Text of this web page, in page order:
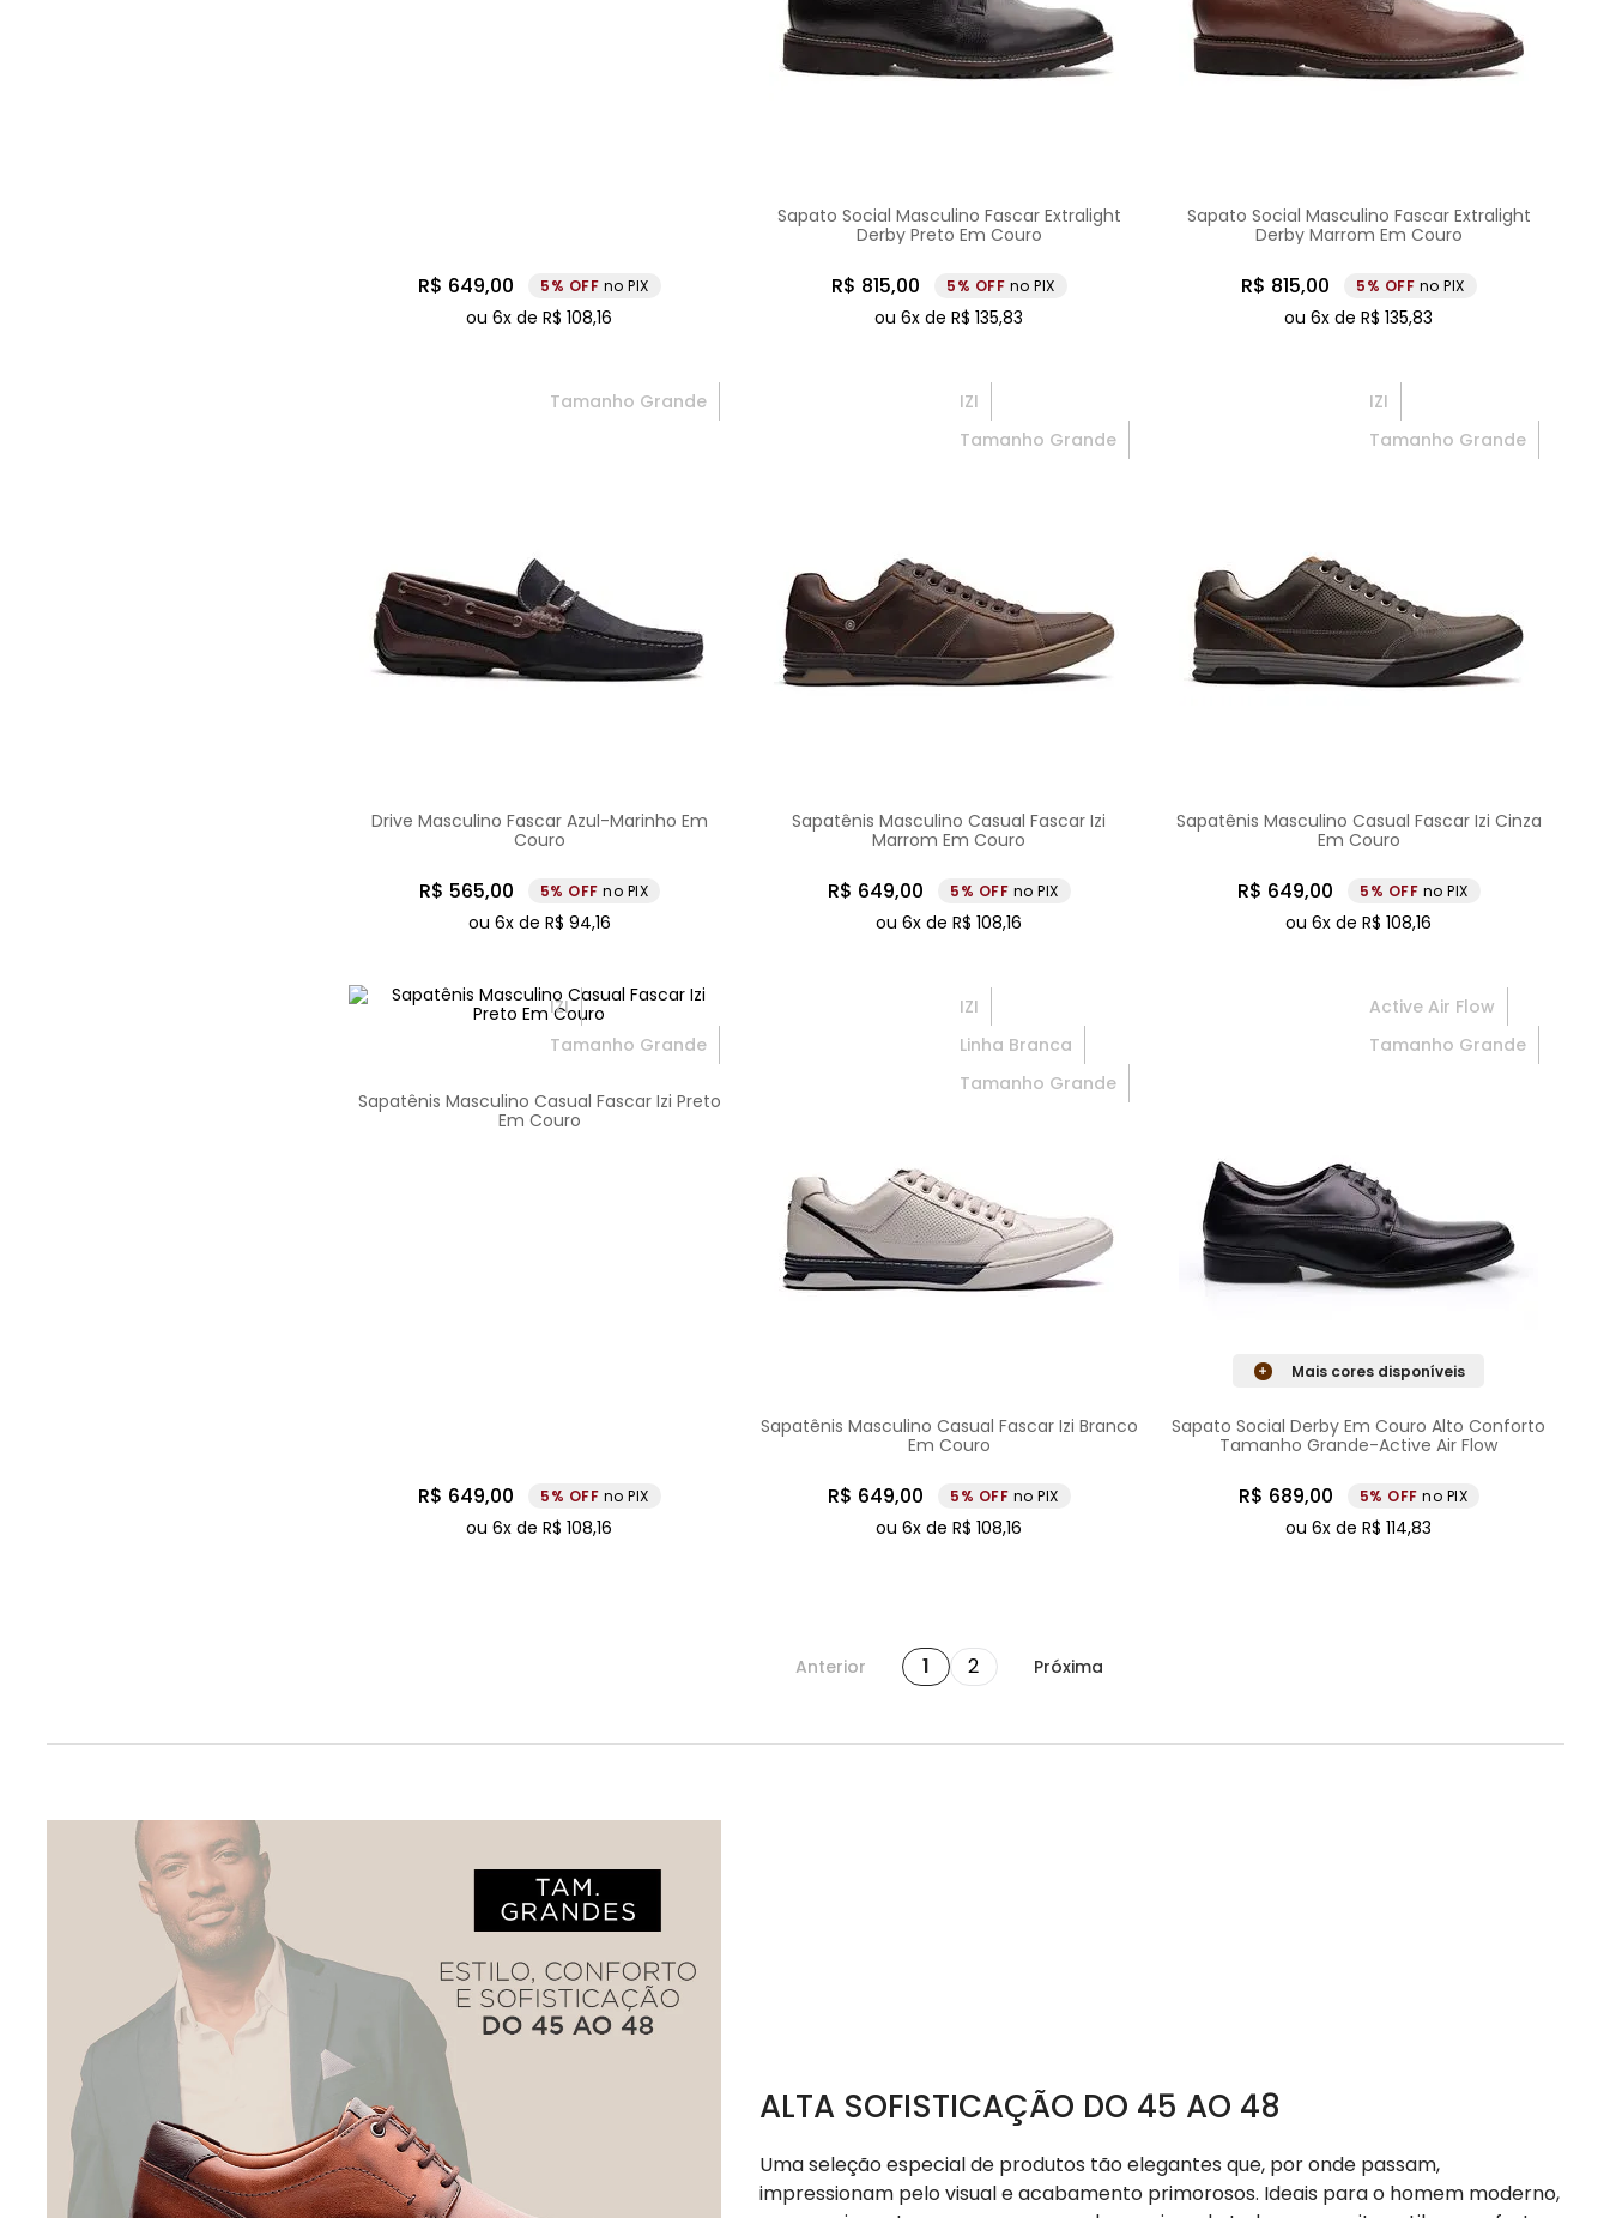
R$ 649,00 5% no PIX
ou6x deR$ 108,16
Sapato Social Masculino Fascar Extralight
Derby Preto Em Couro
R$ 815,00 5% no PIX
ou6x deR$ 135,83
Sapato Social Masculino Fascar Extralight
Derby Marrom Em Couro
R$ 815,00 5% no PIX
ou6x deR$ 135,83
Tamanho Grande
Drive Masculino Fascar Azul-Marinho Em
Couro
R$ 565,00 5% no PIX
ou 6x de R$ 94,16
IZI
Tamanho Grande
Sapatênis Masculino Casual Fascar Izi
Marrom Em Couro
R$ 649,00 5% no PIX
ou6x deR$ 108,16
IZI
Tamanho Grande
Sapatênis Masculino Casual Fascar Izi Cinza
Em Couro
R$ 649,00 5% no PIX
ou6x deR$ 108,16
IZI
Tamanho Grande
Sapatênis Masculino Casual Fascar Izi Preto
Em Couro
R$ 649,00 5% no PIX
ou6x deR$ 108,16
IZI
Linha Branca
Tamanho Grande
Sapatênis Masculino Casual Fascar Izi Branco
Em Couro
R$ 649,00 5% no PIX
ou6x deR$ 108,16
Active Air Flow
Tamanho Grande
Mais cores disponíveis
Sapato Social Derby Em Couro Alto Conforto
Tamanho Grande-Active Air Flow
R$ 689,00 5% no PIX
ou6x deR$ 114,83
Anterior 1 2 Próxima
ALTA SOFISTICAÇÃO DO 45 AO 48
Uma seleção especial de produtos tão elegantes que, por onde passam,
impressionam pelo visual e acabamento primorosos. Ideais para o homem moderno,